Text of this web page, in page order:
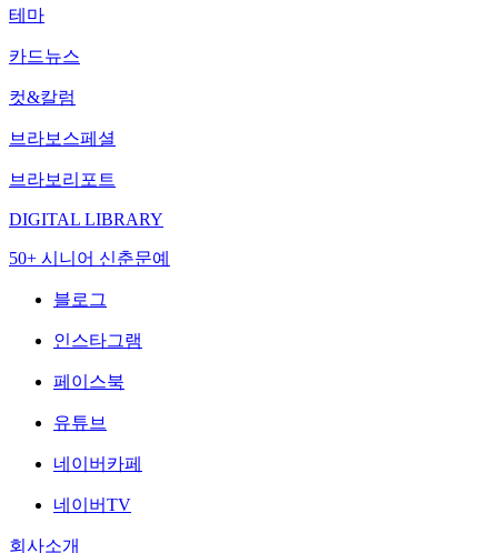
테마
카드뉴스
컷&칼럼
브라보스페셜
브라보리포트
DIGITAL LIBRARY
50+ 시니어 신춘문예
블로그
인스타그램
페이스북
유튜브
네이버카페
네이버TV
회사소개